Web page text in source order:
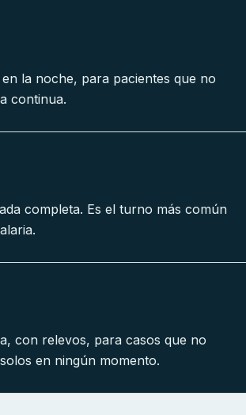
la noche, para pacientes que no
continua.
completa. Es el turno más común
con relevos, para casos que no
en ningún momento.